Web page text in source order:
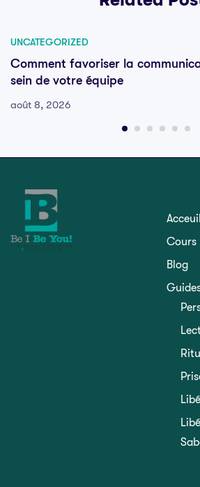
UNCATEGORIZED
Comment favoriser la
sein de votre équipe
août 8, 2026
Acceuil
Cours
Blog